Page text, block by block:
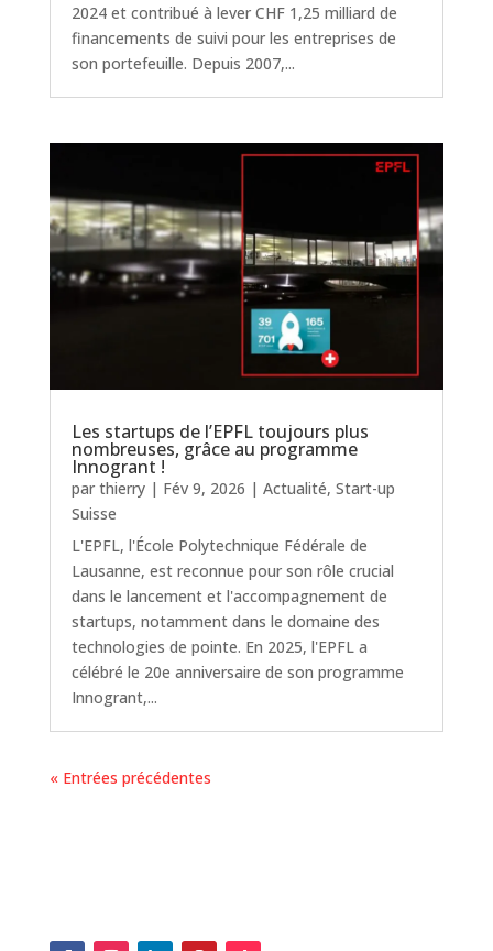
2024 et contribué à lever CHF 1,25 milliard de
financements de suivi pour les entreprises de
son portefeuille. Depuis 2007,...
Les startups de l’EPFL toujours plus
nombreuses, grâce au programme
Innogrant !
par thierry| Fév 9, 2026 | Actualité, Start-up
Suisse
L'EPFL, l'École Polytechnique Fédérale de
Lausanne, est reconnue pour son rôle crucial
dans le lancement et l'accompagnement de
startups, notamment dans le domaine des
technologies de pointe. En 2025, l'EPFL a
célébré le 20e anniversaire de son programme
Innogrant,...
« Entrées précédentes